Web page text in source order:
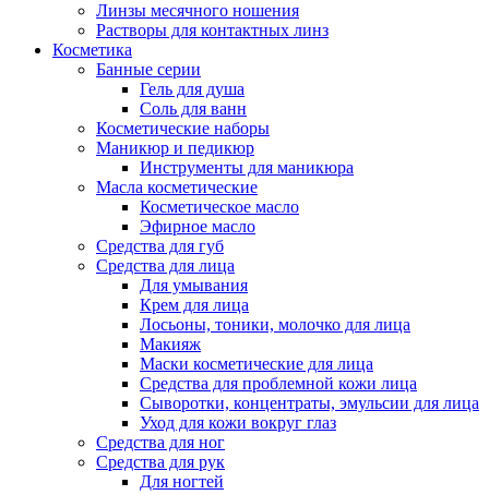
Линзы месячного ношения
Растворы для контактных линз
Косметика
Банные серии
Гель для душа
Соль для ванн
Косметические наборы
Маникюр и педикюр
Инструменты для маникюра
Масла косметические
Косметическое масло
Эфирное масло
Средства для губ
Средства для лица
Для умывания
Крем для лица
Лосьоны, тоники, молочко для лица
Макияж
Маски косметические для лица
Средства для проблемной кожи лица
Сыворотки, концентраты, эмульсии для лица
Уход для кожи вокруг глаз
Средства для ног
Средства для рук
Для ногтей